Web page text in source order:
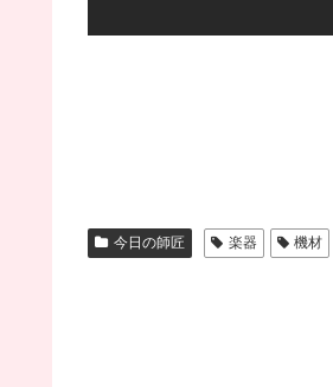
今日の師匠 楽器 機材